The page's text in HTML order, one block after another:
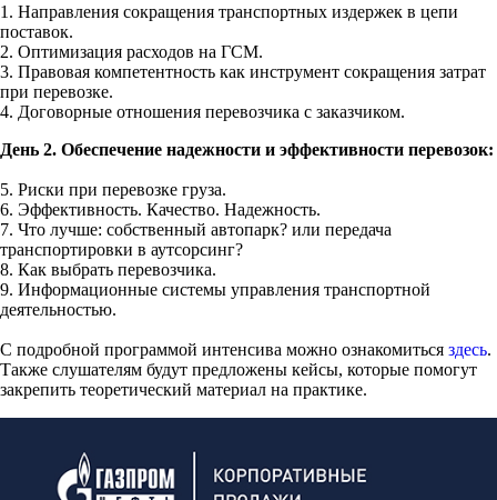
1. Направления сокращения транспортных издержек в цепи
поставок.
2. Оптимизация расходов на ГСМ.
3. Правовая компетентность как инструмент сокращения затрат
при перевозке.
4. Договорные отношения перевозчика с заказчиком.
День 2. Обеспечение надежности и эффективности перевозок:
5. Риски при перевозке груза.
6. Эффективность. Качество. Надежность.
7. Что лучше: собственный автопарк? или передача
транспортировки в аутсорсинг?
8. Как выбрать перевозчика.
9. Информационные системы управления транспортной
деятельностью.
С подробной программой интенсива можно ознакомиться здесь.
Также слушателям будут предложены кейсы, которые помогут
закрепить теоретический материал на практике.